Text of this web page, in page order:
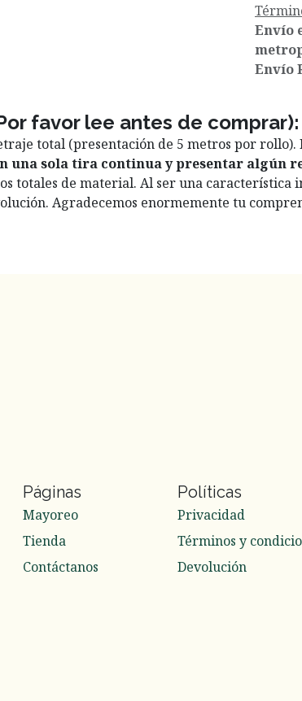
Envío
Envío
favor lee antes de comprar):
total (presentación de 5 metros por
una sola tira continua y presentar algún
totales de material. Al ser una
Agradecemos enormemente tu
Páginas
Mayoreo
Tienda
Contáctanos
Políticas
Privacidad
Términos y
Devolución